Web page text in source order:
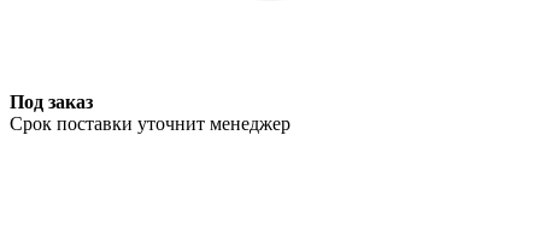
Под заказ
Срок поставки уточнит менеджер